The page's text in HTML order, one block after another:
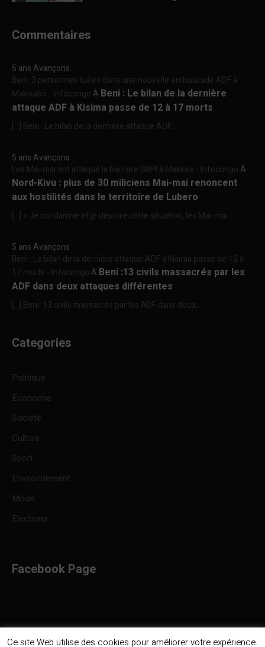
Commentaires
5 ans Avançons
Beni :3 personnes tuées dans une nouvelle embuscade ADF à
Makisabo - InfocongoÀ Beni : Le bilan de la dernière
attaque ADF à Kisima passe de 12 à 17 morts
[…] Beni : Le bilan de la dernière attaque ADF...
5 ans Avançons
Les Mai-mai ont attaqué la barrière GRPI à Makeke - InfocongoÀ
Nord-Kivu : plus de 30 miliciens Mai-mai renoncent
aux hostilités dans le territoire de Lubero
[…] « Je condamne et je déplore cette situation, les Mai-mai...
5 ans Avançons
Beni : Le bilan de la dernière attaque ADF à Kisima passe de 12 à
17 morts - InfocongoÀ Beni :13 civils massacrés par les
ADF dans deux attaques différentes
[…] Beni :13 civils massacrés par les ADF dans deux...
Categories
Politique
Economie
Société
Culture
Sport
Environnement
Mode
Elections
Facebook Page
Ce site Web utilise des cookies pour améliorer votre expérience.